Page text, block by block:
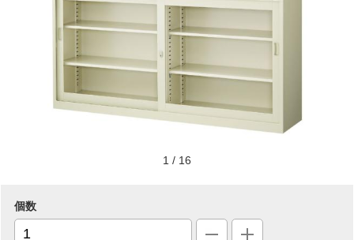
1 / 16
個数